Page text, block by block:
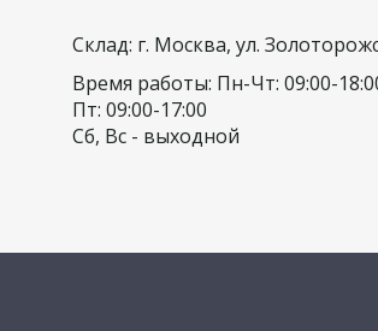
Склад: г. Москва, ул.
Время работы: Пн-Чт: 09:00-
Пт: 09:00-17:00
Сб, Вс - выходной